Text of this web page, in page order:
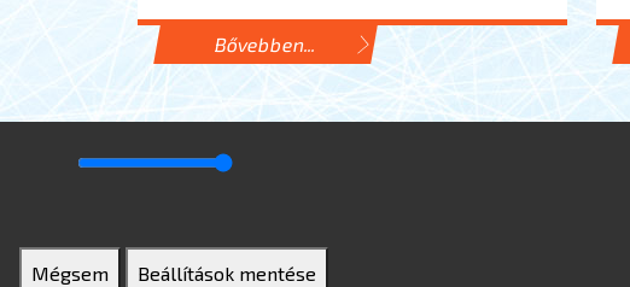
Bővebben...
Mégsem Beállítások mentése